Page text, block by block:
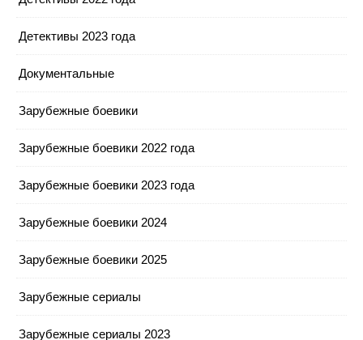
Детективы 2023 года
Документальные
Зарубежные боевики
Зарубежные боевики 2022 года
Зарубежные боевики 2023 года
Зарубежные боевики 2024
Зарубежные боевики 2025
Зарубежные сериалы
Зарубежные сериалы 2023